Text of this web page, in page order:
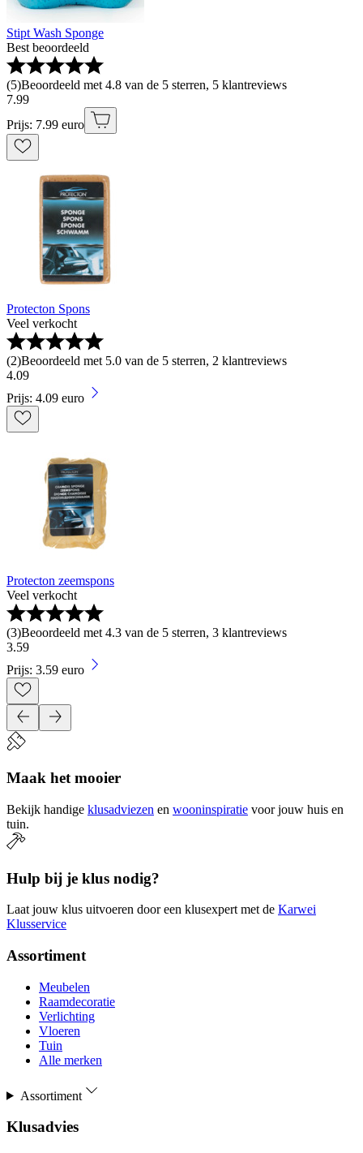
Stipt Wash Sponge
Best beoordeeld
(5)Beoordeeld met 4.8 van de 5 sterren, 5 klantreviews
7.99
Prijs: 7.99 euro
Protecton Spons
Veel verkocht
(2)Beoordeeld met 5.0 van de 5 sterren, 2 klantreviews
4.09
Prijs: 4.09 euro
Protecton zeemspons
Veel verkocht
(3)Beoordeeld met 4.3 van de 5 sterren, 3 klantreviews
3.59
Prijs: 3.59 euro
Maak het mooier
Bekijk handige klusadviezen en wooninspiratie voor jouw huis en
tuin.
Hulp bij je klus nodig?
Laat jouw klus uitvoeren door een klusexpert met de Karwei
Klusservice
Assortiment
Meubelen
Raamdecoratie
Verlichting
Vloeren
Tuin
Alle merken
Assortiment
Klusadvies